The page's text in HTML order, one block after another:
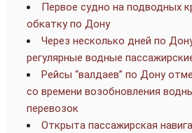
Первое судно на подводных
обкатку по Дону
Через несколько дней по
регулярные водные
Рейсы “валдаев” по Дону
со времени возобновления
перевозок
Открыта пассажирская